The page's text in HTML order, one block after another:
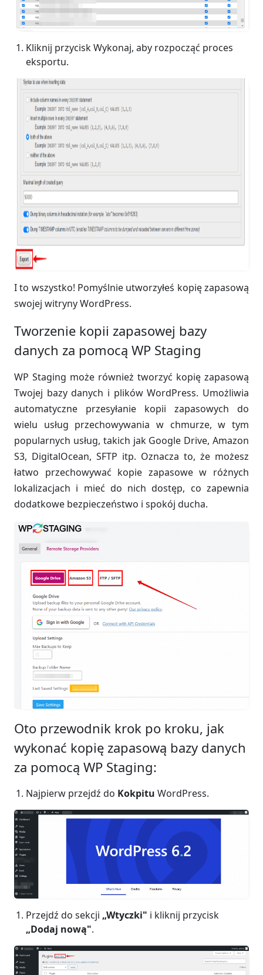
Kliknij przycisk Wykonaj, aby rozpocząć proces
eksportu.
I to wszystko! Pomyślnie utworzyłeś kopię zapasową
swojej witryny WordPress.
Tworzenie kopii zapasowej bazy
danych za pomocą WP Staging
WP Staging może również tworzyć kopię zapasową
Twojej bazy danych i plików WordPress. Umożliwia
automatyczne przesyłanie kopii zapasowych do
wielu usług przechowywania w chmurze, w tym
popularnych usług, takich jak Google Drive, Amazon
S3, DigitalOcean, SFTP itp. Oznacza to, że możesz
łatwo przechowywać kopie zapasowe w różnych
lokalizacjach i mieć do nich dostęp, co zapewnia
dodatkowe bezpieczeństwo i spokój ducha.
Oto przewodnik krok po kroku, jak
wykonać kopię zapasową bazy danych
za pomocą WP Staging:
Najpierw przejdź do Kokpitu WordPress.
Przejdź do sekcji „Wtyczki" i kliknij przycisk
„Dodaj nową".